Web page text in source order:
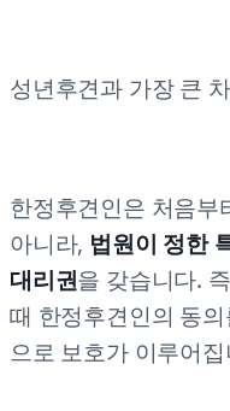
성년후견과 가장 큰
한정후견인은 처음부
아니라, 법원이 정한
대리권을 갖습니다.
때 한정후견인의 동
으로 보호가 이루어